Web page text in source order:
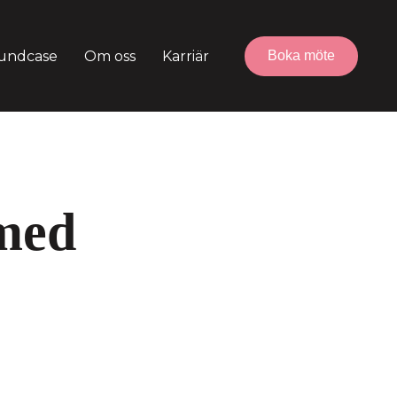
Om oss Karriär Boka möte